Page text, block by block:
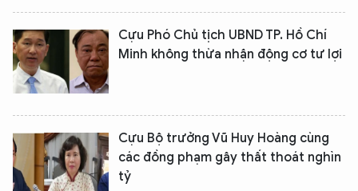
Cựu Phó Chủ tịch UBND TP. Hồ Chí
Minh không thừa nhận động cơ tư lợi
Cựu Bộ trưởng Vũ Huy Hoàng cùng
các đồng phạm gây thất thoát nghìn
tỷ